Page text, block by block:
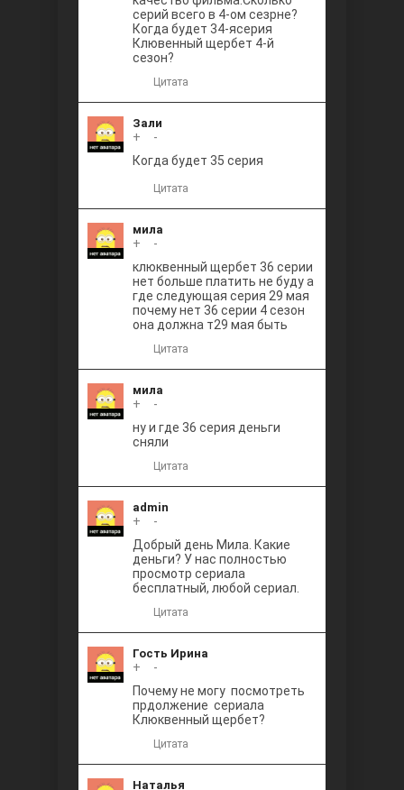
серий всего в 4-ом сезрне?
Когда будет 34-ясерия
Клювенный щербет 4-й
сезон?
Цитата
Зали
+
-
Когда будет 35 серия
Цитата
мила
+
-
клюквенный щербет 36 серии
нет больше платить не буду а
где следующая серия 29 мая
почему нет 36 серии 4 сезон
она должна т29 мая быть
Цитата
мила
+
-
ну и где 36 серия деньги
сняли
Цитата
admin
+
-
Добрый день Мила. Какие
деньги? У нас полностью
просмотр сериала
бесплатный, любой сериал.
Цитата
Гость Ирина
+
-
Почему не могу посмотреть
прдолжение сериала
Клюквенный щербет?
Цитата
Наталья